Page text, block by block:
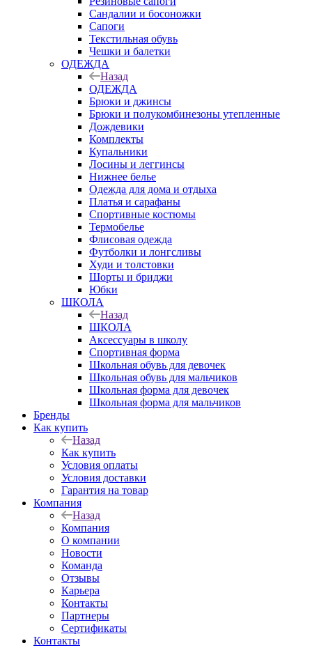
Сандалии и босоножки
Сапоги
Текстильная обувь
Чешки и балетки
ОДЕЖДА
Назад
ОДЕЖДА
Брюки и джинсы
Брюки и полукомбинезоны утепленные
Дождевики
Комплекты
Купальники
Лосины и леггинсы
Нижнее белье
Одежда для дома и отдыха
Платья и сарафаны
Спортивные костюмы
Термобелье
Флисовая одежда
Футболки и лонгсливы
Худи и толстовки
Шорты и бриджи
Юбки
ШКОЛА
Назад
ШКОЛА
Аксессуары в школу
Спортивная форма
Школьная обувь для девочек
Школьная обувь для мальчиков
Школьная форма для девочек
Школьная форма для мальчиков
Бренды
Как купить
Назад
Как купить
Условия оплаты
Условия доставки
Гарантия на товар
Компания
Назад
Компания
О компании
Новости
Команда
Отзывы
Карьера
Контакты
Партнеры
Сертификаты
Контакты